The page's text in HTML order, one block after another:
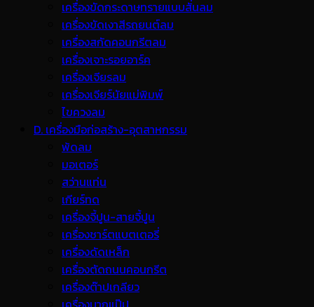
เครื่องขัดกระดาษทรายแบบสั่นลม
เครื่องขัดเงาสีรถยนต์ลม
เครื่องสกัดคอนกรีตลม
เครื่องเจาะรอยอาร์ค
เครื่องเจียรลม
เครื่องเจียร์นัยแม่พิมพ์
ไขควงลม
D. เครื่องมือก่อสร้าง-อุตสาหกรรม
พ้ดลม
มอเตอร์
สว่านแท่น
เกียร์ทด
เครื่องจี้ปูน-สายจี้ปูน
เครื่องชาร์ตแบตเตอรี่
เครื่องดัดเหล็ก
เครื่องตัดถนนคอนกรีต
เครื่องต๊าปเกลียว